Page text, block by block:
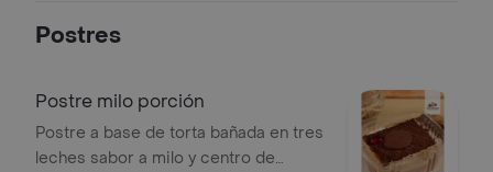
Postres
Postre milo porción
Postre a base de torta bañada en tres
leches sabor a milo y centro de